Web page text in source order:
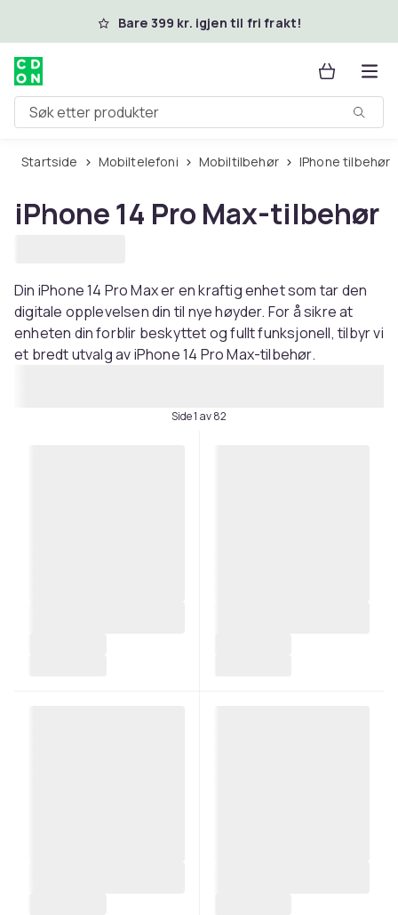
Hopp til hovedinnholdBare 399 kr. igjen til fri frakt!
Søk etter produkter
Startside Mobiltelefoni Mobiltilbehør iPhone tilbehør
iPhone 14 Pro Max-tilbehør
Din iPhone 14 Pro Max er en kraftig enhet som tar den
digitale opplevelsen din til nye høyder. For å sikre at
enheten din forblir beskyttet og fullt funksjonell, tilbyr vi
et bredt utvalg av iPhone 14 Pro Max-tilbehør.
Side 1 av 82